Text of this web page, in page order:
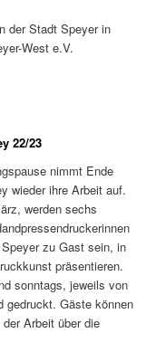
der Stadt Speyer in
West e.V.
22/23
nimmt Ende
wieder ihre Arbeit auf.
werden sechs
zu Gast sein, in
präsentieren.
sonntags, jeweils von
gedruckt. Gäste können
Arbeit über die